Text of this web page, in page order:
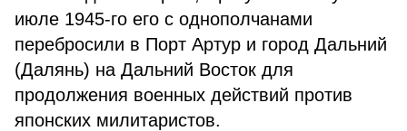
июле 1945-го его с однополчанами
перебросили в Порт Артур и город Дальний
(Далянь) на Дальний Восток для
продолжения военных действий против
японских милитаристов.